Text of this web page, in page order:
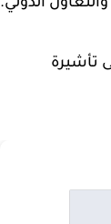
الدولي.
تأشيرة